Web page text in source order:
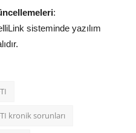
:
sisteminde yazılım
kronik sorunları